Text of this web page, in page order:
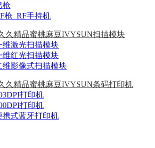
枪
枪_RF手持机
久精品蜜桃麻豆IVYSUN扫描模块
维激光扫描模块
维红光扫描模块
维影像式扫描模块
久精品蜜桃麻豆IVYSUN条码打印机
打印机
打印机
携式蓝牙打印机